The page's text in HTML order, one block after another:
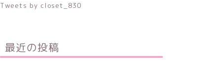
Tweets by closet_830
最近の投稿